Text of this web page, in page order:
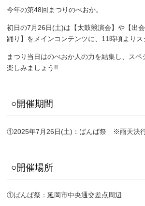
今年の第48回まつりのべおか。
初日の7月26日(土)は【太鼓競演会】や【出
踊り】をメインコンテンツに、11時頃よりス
まつり当日はのべおか人の力を結集し、スペ
楽しみましょう!!
○開催期間
①2025年7月26日(土)：ばんば祭 ※雨天決
○開催場所
①ばんば祭：延岡市中央通交差点周辺